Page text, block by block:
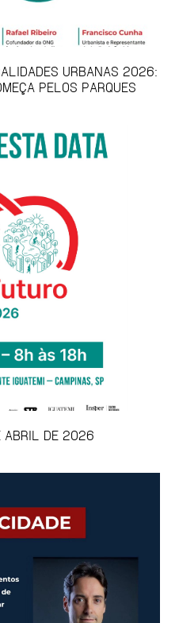
URBANAS 2026:
PELOS PARQUES
ABRIL DE 2026